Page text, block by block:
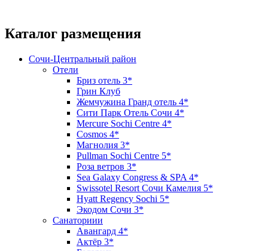
Каталог размещения
Сочи-Центральный район
Отели
Бриз отель 3*
Грин Клуб
Жемчужина Гранд отель 4*
Сити Парк Отель Сочи 4*
Mercure Sochi Centre 4*
Cosmos 4*
Магнолия 3*
Pullman Sochi Сеntre 5*
Роза ветров 3*
Sea Galaxy Congress & SPA 4*
Swissotel Resort Сочи Камелия 5*
Hyatt Regency Sochi 5*
Экодом Сочи 3*
Санаториии
Авангард 4*
Актёр 3*